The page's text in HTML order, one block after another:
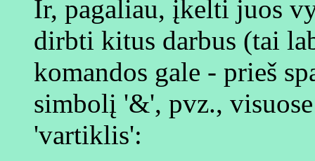
Ir, pagaliau, įkelti juos
dirbti kitus darbus (tai
komandos gale - prieš
simbolį '&', pvz.,
'vartiklis':